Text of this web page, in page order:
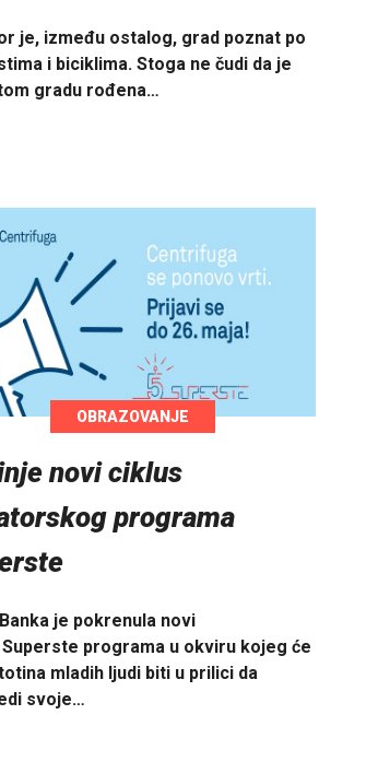
je, između ostalog, grad poznat po
i biciklima. Stoga ne čudi da je
gradu rođena…
OBRAZOVANJE
novi ciklus
programa
je pokrenula novi
programa u okviru kojeg će
mladih ljudi biti u prilici da
svoje…